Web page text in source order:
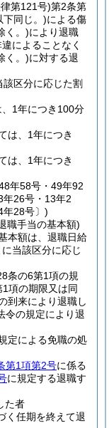
第121号)第2条第
下同じ。)による傷
く。)により退職
によることなく
く。)に対する退
区分に応じた割
1年につき100分
は、1年につき
は、1年につき
年58号・49年92
26号・13年2
年28号〕)
職手当の基本額)
本額は、退職日給
当該区分に応じ
条の6第1項の規
項の期限又は同
到来により退職し
令の規定により退
定による免職の処
第1項第2号に係る
に規定する退職す
た者
く任期を終えて退